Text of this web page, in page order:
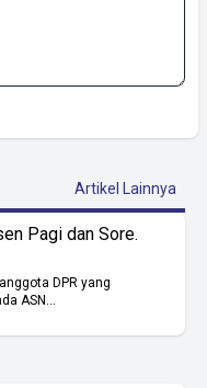
Artikel Lainnya
Pagi dan Sore.
DPR yang
ASN...